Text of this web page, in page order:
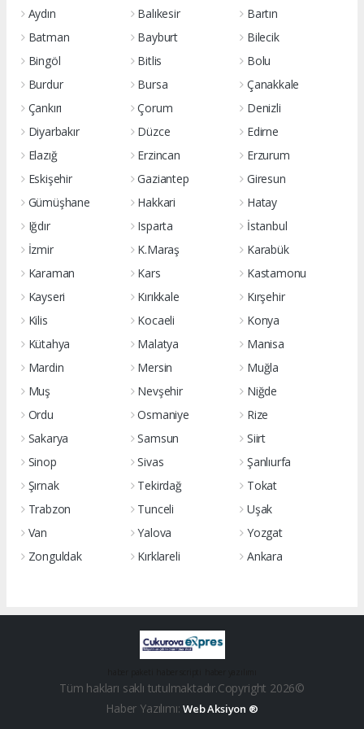
Aydın
Balıkesir
Bartın
Batman
Bayburt
Bilecik
Bingöl
Bitlis
Bolu
Burdur
Bursa
Çanakkale
Çankırı
Çorum
Denizli
Diyarbakır
Düzce
Edirne
Elazığ
Erzincan
Erzurum
Eskişehir
Gaziantep
Giresun
Gümüşhane
Hakkari
Hatay
Iğdır
Isparta
İstanbul
İzmir
K.Maraş
Karabük
Karaman
Kars
Kastamonu
Kayseri
Kırıkkale
Kırşehir
Kilis
Kocaeli
Konya
Kütahya
Malatya
Manisa
Mardin
Mersin
Muğla
Muş
Nevşehir
Niğde
Ordu
Osmaniye
Rize
Sakarya
Samsun
Siirt
Sinop
Sivas
Şanlıurfa
Şırnak
Tekirdağ
Tokat
Trabzon
Tunceli
Uşak
Van
Yalova
Yozgat
Zonguldak
Kırklareli Ankara
Tüm hakları saklı tutulmaktadır.Copyright 2026©
Haber Yazılımı:Web Aksiyon ®